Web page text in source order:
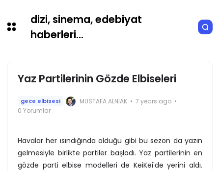
dizi, sinema, edebiyat
haberleri...
Yaz Partilerinin Gözde Elbiseleri
gece elbisesi MUSTAFA ALNIAK
7 years ago
0 Yorumlar
Havalar her ısındığında olduğu gibi bu sezon da yazın
gelmesiyle birlikte partiler başladı. Yaz partilerinin en
gözde parti elbise modelleri de KeiKei'de yerini aldı.